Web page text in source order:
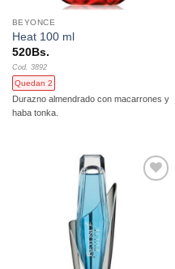
BEYONCE
Heat 100 ml
520Bs.
Cod. 3892
Quedan 2
Durazno almendrado con macarrones y
haba tonka.